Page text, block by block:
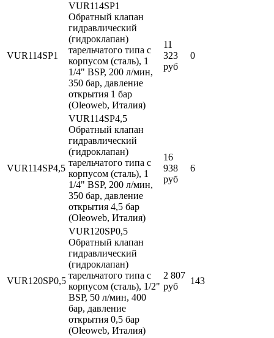
VUR114SP1
VUR114SP1
Обратный клапан
гидравлический
(гидроклапан)
тарельчатого типа с
корпусом (сталь), 1
1/4" BSP, 200 л/мин,
350 бар, давление
открытия 1 бар
(Oleoweb, Италия)
11
323
руб
0
VUR114SP4,5
VUR114SP4,5
Обратный клапан
гидравлический
(гидроклапан)
тарельчатого типа с
корпусом (сталь), 1
1/4" BSP, 200 л/мин,
350 бар, давление
открытия 4,5 бар
(Oleoweb, Италия)
16
938
руб
6
VUR120SP0,5
VUR120SP0,5
Обратный клапан
гидравлический
(гидроклапан)
тарельчатого типа с
корпусом (сталь), 1/2"
BSP, 50 л/мин, 400
бар, давление
открытия 0,5 бар
(Oleoweb, Италия)
2 807
руб
143